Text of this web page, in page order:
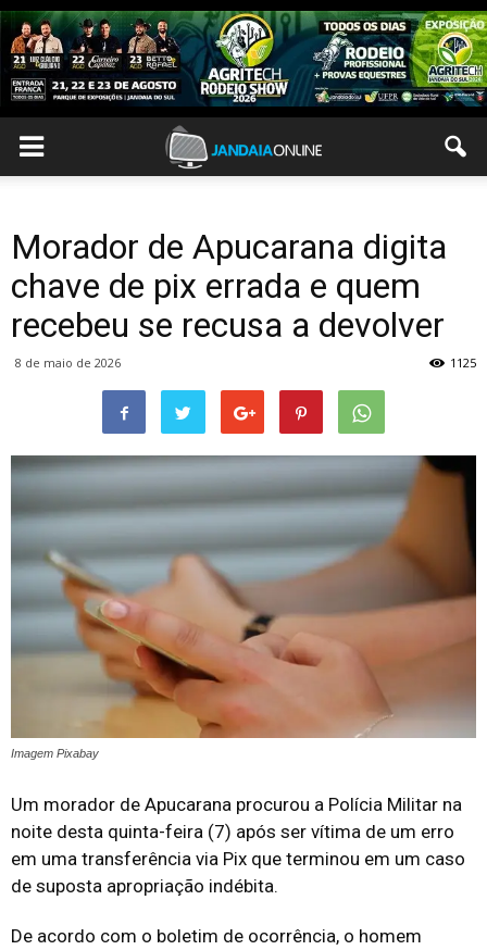
Morador de Apucarana digita
chave de pix errada e quem
recebeu se recusa a devolver
8 de maio de 2026 1125
Imagem Pixabay
Um morador de Apucarana procurou a Polícia Militar na
noite desta quinta-feira (7) após ser vítima de um erro
em uma transferência via Pix que terminou em um caso
de suposta apropriação indébita.
De acordo com o boletim de ocorrência, o homem